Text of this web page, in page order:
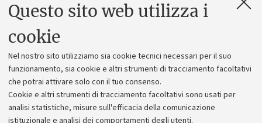
Questo sito web utilizza i
cookie
Nel nostro sito utilizziamo sia cookie tecnici necessari per il suo
funzionamento, sia cookie e altri strumenti di tracciamento facoltativi
che potrai attivare solo con il tuo consenso.
Cookie e altri strumenti di tracciamento facoltativi sono usati per
analisi statistiche, misure sull'efficacia della comunicazione
istituzionale e analisi dei comportamenti degli utenti.
Contatti e PEC
Alumni community
Piano strategico
Bilanci